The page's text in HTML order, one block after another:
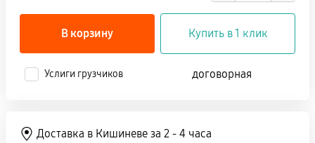
В корзину Купить в 1 клик
Услиги грузчиков договорная
Доставка в Кишиневе за 2 - 4 часа